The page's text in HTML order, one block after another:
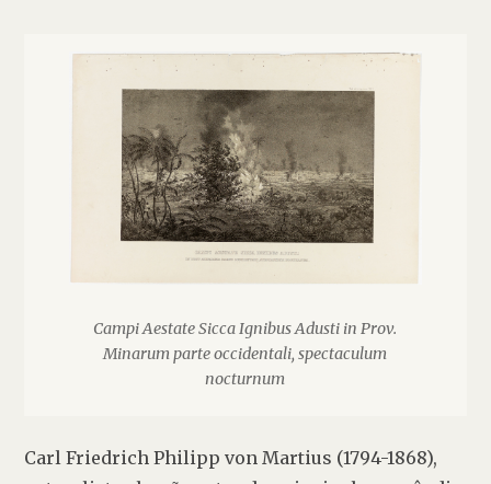
Campi Aestate Sicca Ignibus Adusti in Prov.
Minarum parte occidentali, spectaculum
nocturnum
Carl Friedrich Philipp von Martius (1794-1868),